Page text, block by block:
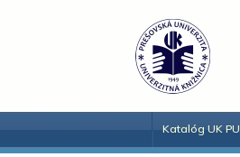
Katalóg UK PU